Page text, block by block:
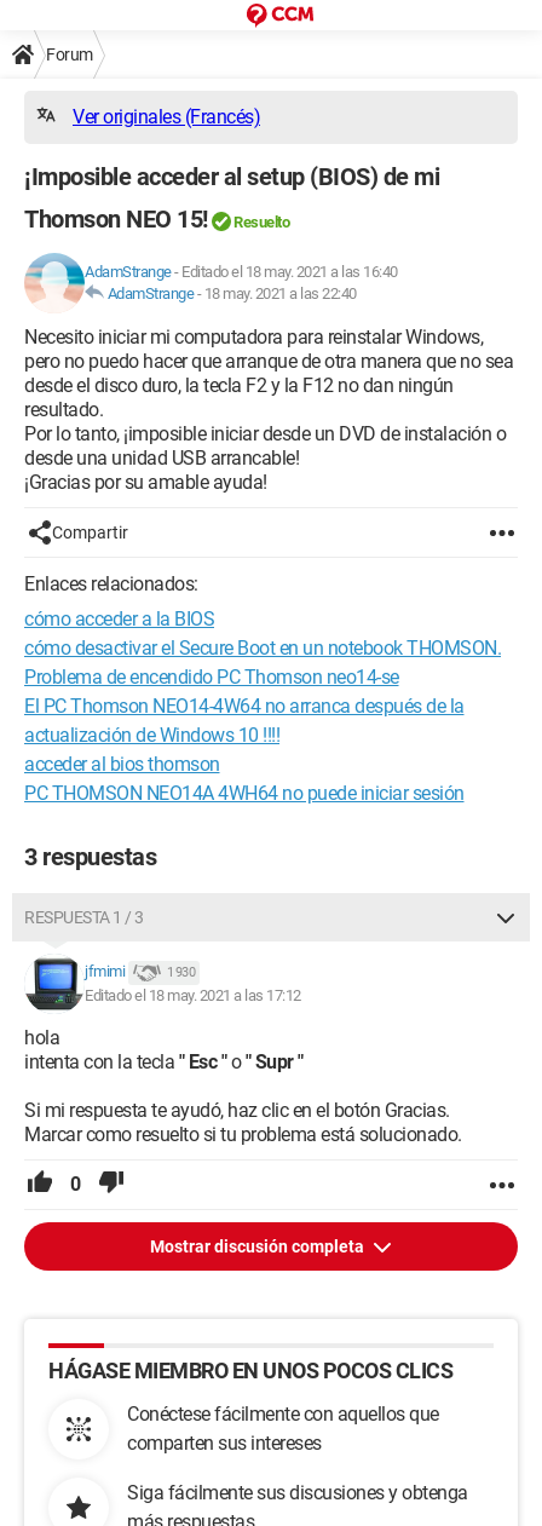
Forum
Ver originales (Francés)
¡Imposible acceder al setup (BIOS) de mi
Thomson NEO 15!
Resuelto
AdamStrange- Editado el 18 may. 2021 a las 16:40
AdamStrange- 18 may. 2021 a las 22:40
Necesito iniciar mi computadora para reinstalar Windows,
pero no puedo hacer que arranque de otra manera que no sea
desde el disco duro, la tecla F2 y la F12 no dan ningún
resultado.
Por lo tanto, ¡imposible iniciar desde un DVD de instalación o
desde una unidad USB arrancable!
¡Gracias por su amable ayuda!
Compartir
Enlaces relacionados:
cómo acceder a la BIOS
cómo desactivar el Secure Boot en un notebook THOMSON.
Problema de encendido PC Thomson neo14-se
El PC Thomson NEO14-4W64 no arranca después de la
actualización de Windows 10 !!!!
acceder al bios thomson
PC THOMSON NEO14A 4WH64 no puede iniciar sesión
3 respuestas
RESPUESTA 1 / 3
jfmimi 1 930
Editado el 18 may. 2021 a las 17:12
hola
intenta con la tecla " Esc "o" Supr "
Si mi respuesta te ayudó, haz clic en el botón Gracias.
Marcar como resuelto si tu problema está solucionado.
0
Mostrar discusión completa
HÁGASE MIEMBRO EN UNOS POCOS CLICS
Conéctese fácilmente con aquellos que
comparten sus intereses
Siga fácilmente sus discusiones y obtenga